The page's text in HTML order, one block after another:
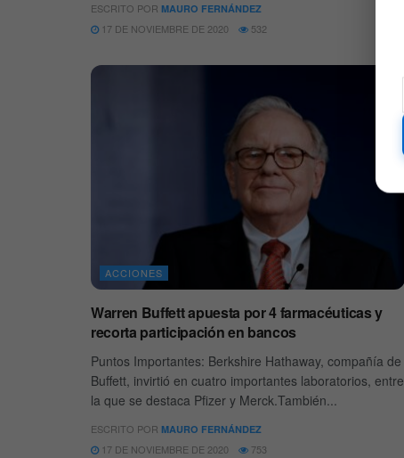
ESCRITO POR MAURO FERNÁNDEZ
17 DE NOVIEMBRE DE 2020 532
ACCIONES
Warren Buffett apuesta por 4 farmacéuticas y
recorta participación en bancos
Puntos Importantes: Berkshire Hathaway, compañía de
Buffett, invirtió en cuatro importantes laboratorios, entre
la que se destaca Pfizer y Merck.También...
ESCRITO POR MAURO FERNÁNDEZ
17 DE NOVIEMBRE DE 2020 753